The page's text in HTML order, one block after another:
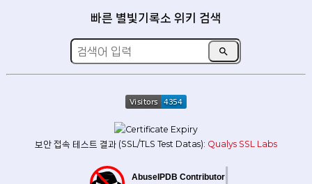
빠른 별빛기록소 위키 검색
search
보안 접속 테스트 결과 (SSL/TLS Test Datas): Qualys SSL Labs